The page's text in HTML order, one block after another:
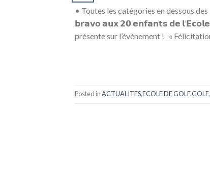
• Toutes les catégories en dessous
𝗯𝗿𝗮𝘃𝗼 𝗮𝘂𝘅 𝟮𝟬 𝗲𝗻𝗳𝗮𝗻𝘁𝘀 𝗱𝗲 𝗹’𝗘́𝗰𝗼𝗹𝗲
présente sur l’événement ! «
Posted inACTUALITES,ECOLE DE GOLF,GOLF,